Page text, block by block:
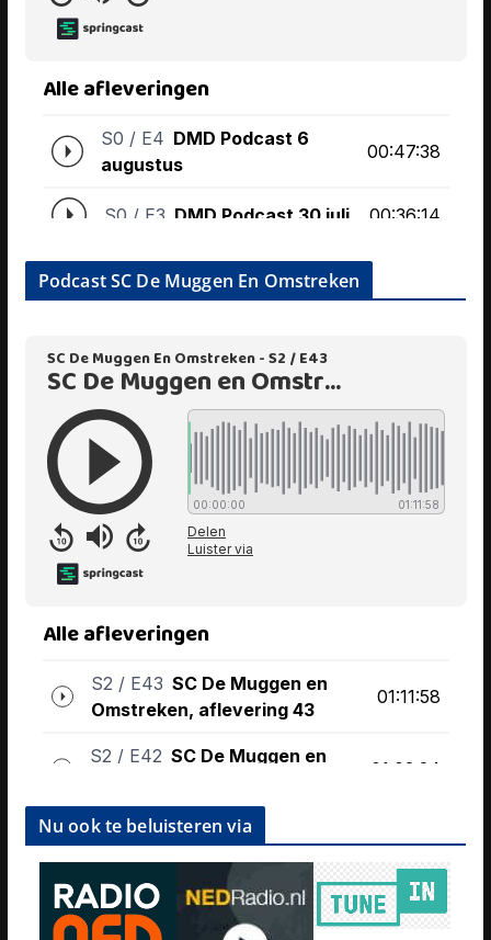
Podcast SC De Muggen En Omstreken
Nu ook te beluisteren via